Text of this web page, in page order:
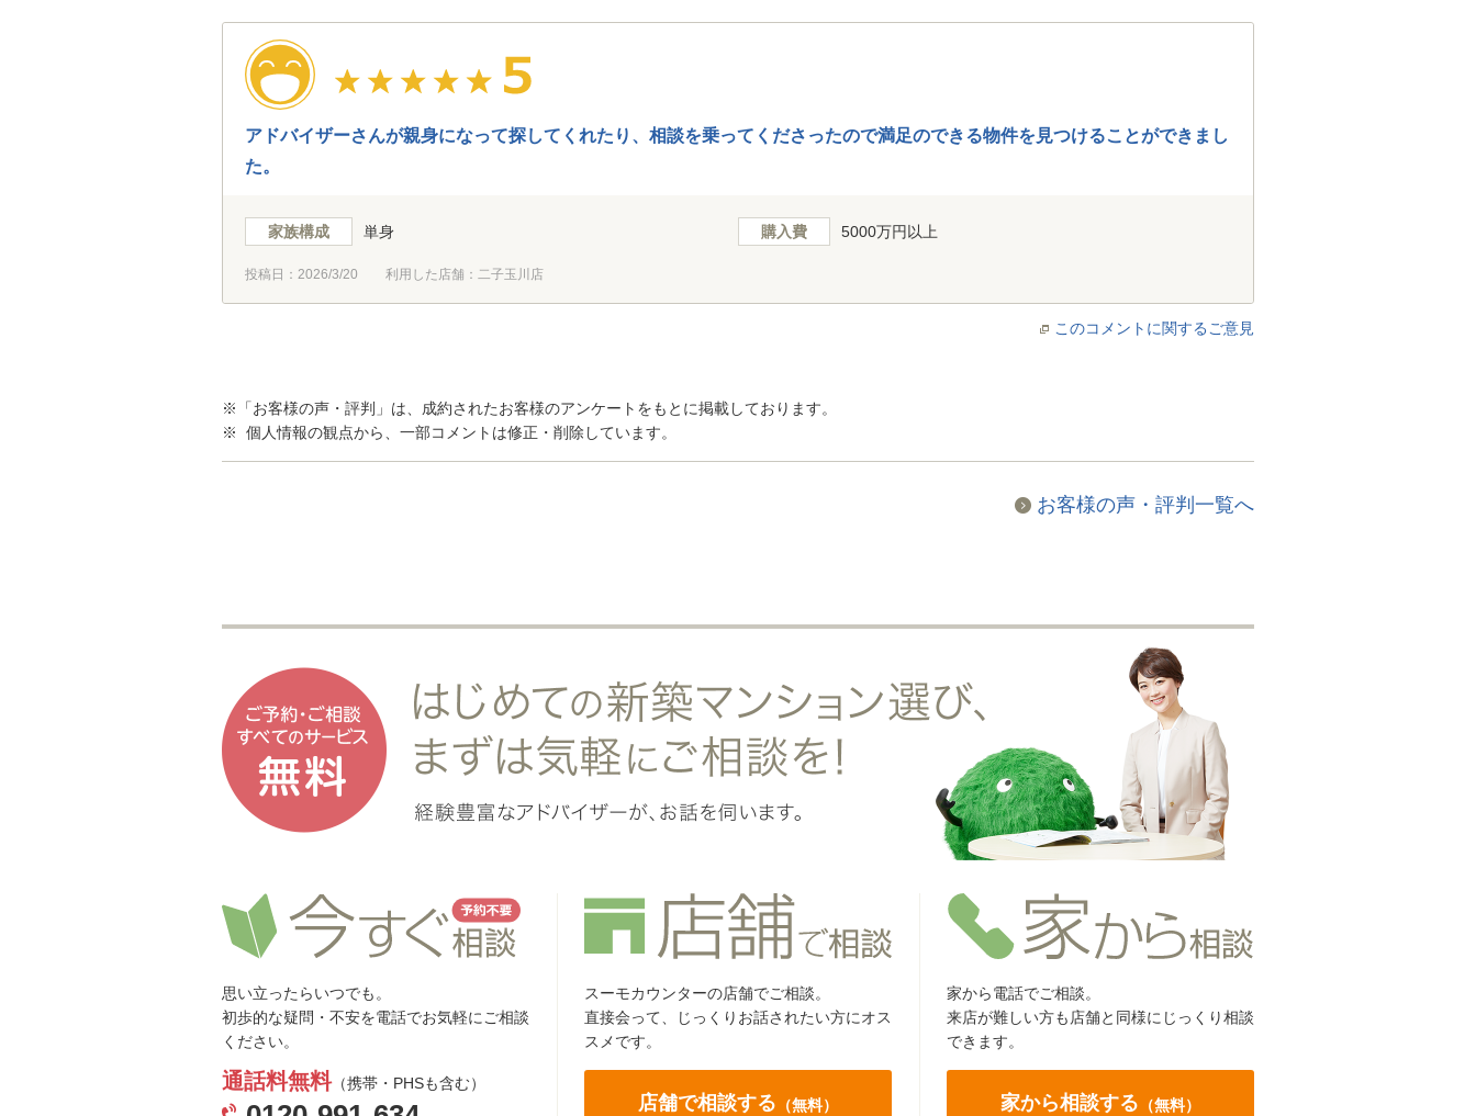
アドバイザーさんが親身になって探してくれたり、相談を乗ってくださったので満足のできる物件を見つけることができまし
た。
家族構成 単身 購入費 5000万円以上
投稿日： 2026/3/20 利用した店舗：二子玉川店
このコメントに関するご意見
※「お客様の声・評判」は、成約されたお客様のアンケートをもとに掲載しております。
※ 個人情報の観点から、一部コメントは修正・削除しています。
お客様の声・評判一覧へ
思い立ったらいつでも。
初歩的な疑問・不安を電話でお気軽にご相談
ください。
通話料無料（携帯・PHSも含む）
スーモカウンターの店舗でご相談。
直接会って、じっくりお話されたい方にオス
スメです。
店舗で相談する （無料）
家から電話でご相談。
来店が難しい方も店舗と同様にじっくり相談
できます。
家から相談する （無料）